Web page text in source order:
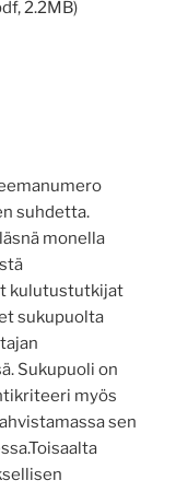
2.2MB)
suhdetta.
monella
kulutustutkijat
sukupuolta
Sukupuoli on
myös
sen